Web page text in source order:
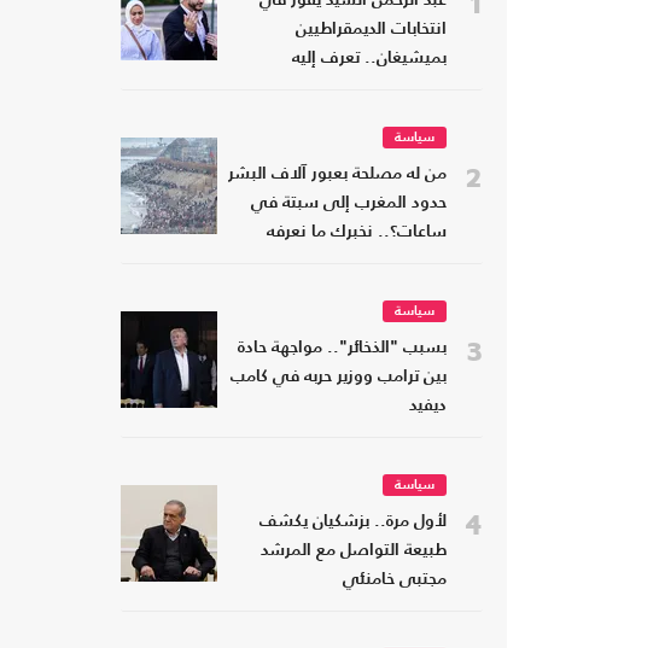
انتخابات الديمقراطيين
بميشيغان.. تعرف إليه
2
سياسة
من له مصلحة بعبور آلاف البشر
حدود المغرب إلى سبتة في
ساعات؟.. نخبرك ما نعرفه
3
سياسة
بسبب "الذخائر".. مواجهة حادة
بين ترامب ووزير حربه في كامب
ديفيد
4
سياسة
لأول مرة.. بزشكيان يكشف
طبيعة التواصل مع المرشد
مجتبى خامنئي